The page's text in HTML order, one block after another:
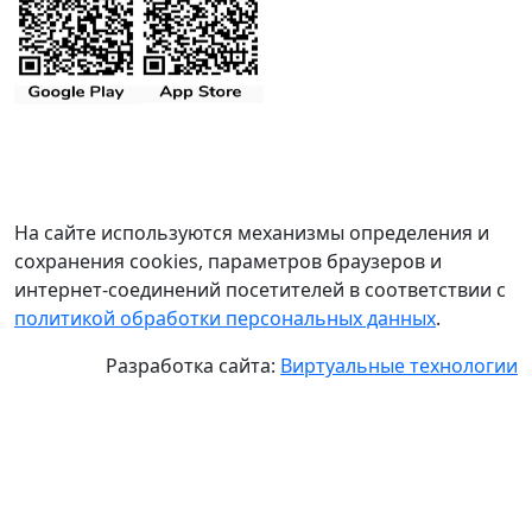
На сайте используются механизмы определения и
сохранения cookies, параметров браузеров и
интернет-соединений посетителей в соответствии с
политикой обработки персональных данных.
Разработка сайта: Виртуальные технологии